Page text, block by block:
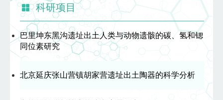
科研项目
巴里坤东黑沟遗址出土人类与动物遗骸的碳、氢和锶
同位素研究
北京延庆张山营镇胡家营遗址出土陶器的科学分析